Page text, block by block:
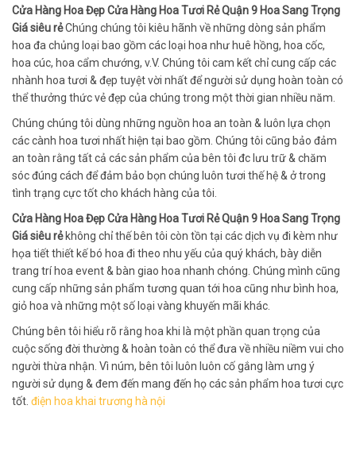
Cửa Hàng Hoa Đẹp Cửa Hàng Hoa Tươi Rẻ Quận 9 Hoa Sang Trọng
Giá siêu rẻChúng chúng tôi kiêu hãnh về những dòng sản phẩm
hoa đa chủng loại bao gồm các loại hoa như huê hồng, hoa cốc,
hoa cúc, hoa cẩm chướng, v.V. Chúng tôi cam kết chỉ cung cấp các
nhành hoa tươi & đẹp tuyệt vời nhất để người sử dụng hoàn toàn có
thể thưởng thức vẻ đẹp của chúng trong một thời gian nhiều năm.
Chúng chúng tôi dùng những nguồn hoa an toàn & luôn lựa chọn
các cành hoa tươi nhất hiện tại bao gồm. Chúng tôi cũng bảo đảm
an toàn rằng tất cả các sản phẩm của bên tôi đc lưu trữ & chăm
sóc đúng cách để đảm bảo bọn chúng luôn tươi thế hệ & ở trong
tình trạng cực tốt cho khách hàng của tôi.
Cửa Hàng Hoa Đẹp Cửa Hàng Hoa Tươi Rẻ Quận 9 Hoa Sang Trọng
Giá siêu rẻ không chỉ thế bên tôi còn tồn tại các dịch vụ đi kèm như
họa tiết thiết kế bó hoa đi theo nhu yếu của quý khách, bày diễn
trang trí hoa event & bàn giao hoa nhanh chóng. Chúng mình cũng
cung cấp những sản phẩm tương quan tới hoa cũng như bình hoa,
giỏ hoa và những một số loại vàng khuyến mãi khác.
Chúng bên tôi hiểu rõ rằng hoa khi là một phần quan trọng của
cuộc sống đời thường & hoàn toàn có thể đưa về nhiều niềm vui cho
người thừa nhận. Vì núm, bên tôi luôn luôn cố gắng làm ưng ý
người sử dụng & đem đến mang đến họ các sản phẩm hoa tươi cực
tốt. điện hoa khai trương hà nội